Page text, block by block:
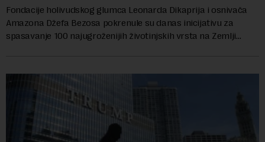
Fondacije holivudskog glumca Leonarda Dikaprija i osnivača
Amazona Džefa Bezosa pokrenule su danas inicijativu za
spasavanje 100 najugroženijih životinjskih vrsta na Zemlji